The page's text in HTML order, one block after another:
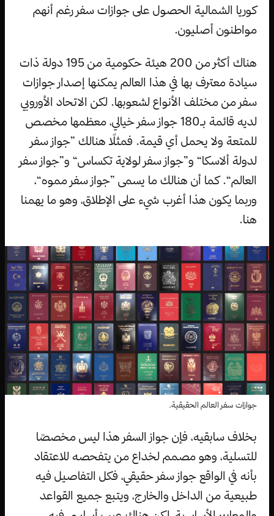
كوريا الشمالية الحصول على جوازات سفر رغم أنهم
مواطنون أصليون.
هناك أكثر من 200 هيئة حكومية من 195 دولة ذات
سيادة معترف بها في هذا العالم يمكنها إصدار جوازات
سفر من مختلف الأنواع لشعوبها. لكن الاتحاد الأوروبي
لديه قائمة بـ180 جواز سفر خيالي، معظمها مخصص
للمتعة ولا يحمل أي قيمة. فمثلًا هنالك ”جواز سفر
لدولة ألاسكا“ و”جواز سفر لولاية تكساس“ و”جواز سفر
العالم“. كما أن هنالك ما يسمى ”جواز سفر مموه“،
وربما يكون هذا أغرب شيء على الإطلاق، وهو ما يهمنا
هنا.
جوازات سفر العالم الحقيقية.
بخلاف سابقيه، فإن جواز السفر هذا ليس مخصصًا
للتسلية، وهو مصمم لخداع من يتفحصه للاعتقاد
بأنه في الواقع جواز سفر حقيقي، فكل التفاصيل فيه
طبيعية من الداخل والخارج، ويتبع جميع القواعد